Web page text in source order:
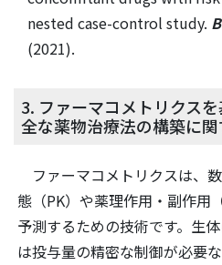
nested case-control study.
(2021).
3. ファーマコメトリクス
全な薬物治療法の構築に
ファーマコメトリクスは、
態（PK）や薬理作用・副作用
予測するための技術です。生
は投与量の精密な制御が必要